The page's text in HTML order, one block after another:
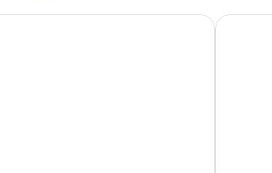
Hotel